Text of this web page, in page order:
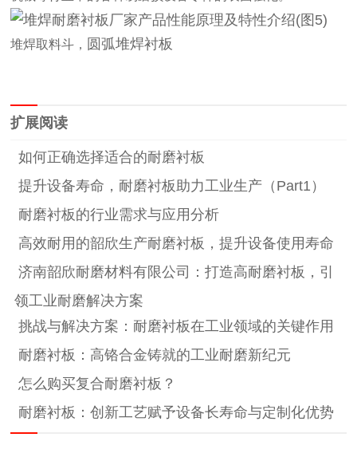
堆焊取料斗， 圆弧堆焊衬板
扩展阅读
如何正确选择适合的耐磨衬板
提升设备寿命，耐磨衬板助力工业生产（Part1）
耐磨衬板的行业需求与应用分析
高效耐用的韶欣生产耐磨衬板，提升设备使用寿命
济南韶欣耐磨材料有限公司：打造高耐磨衬板，引
领工业耐磨解决方案
挑战与解决方案：耐磨衬板在工业领域的关键作用
耐磨衬板：高铬合金铸就的工业耐磨新纪元
怎么购买复合耐磨衬板？
耐磨衬板：创新工艺赋予设备长寿命与定制化优势